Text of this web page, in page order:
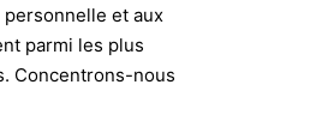
et aux
parmi les plus
Concentrons-nous